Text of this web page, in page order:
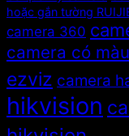
hoặc gắn tường
camera 360
camera có
ezviz camera
hikvision